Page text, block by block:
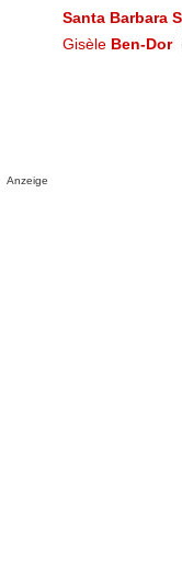
Santa Barbara
Gisèle Ben-Dor
Anzeige